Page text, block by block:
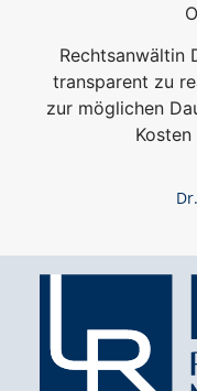
Rechtsanwältin
transparent zu
zur möglichen